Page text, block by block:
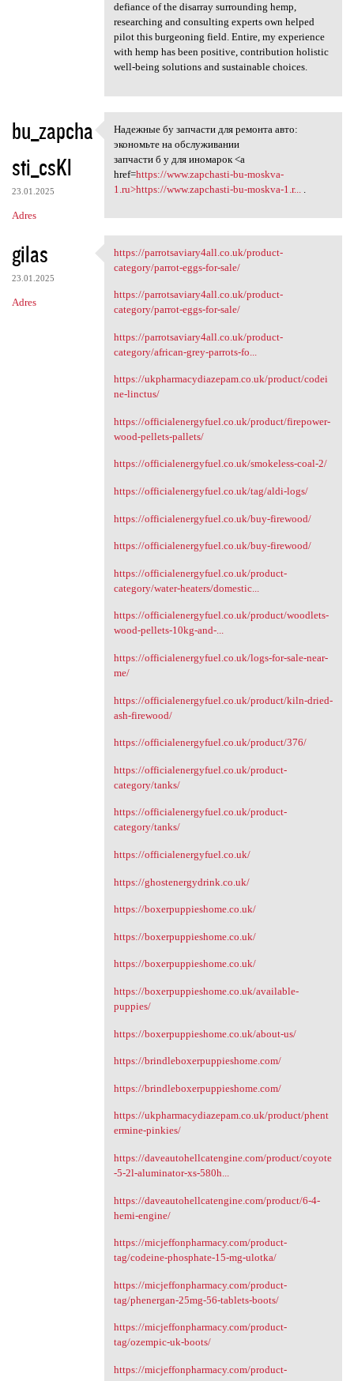
defiance of the disarray surrounding hemp,
researching and consulting experts own helped
pilot this burgeoning field. Entire, my experience
with hemp has been positive, contribution holistic
well-being solutions and sustainable choices.
bu_zapcha
sti_csKl
23.01.2025
Adres
Надежные бу запчасти для
Надежные бу запчасти для ремонта авто:
экономьте на обслуживании
запчасти б у для иномарок <a
href=https://www.zapchasti-bu-moskva-
1.ru>https://www.zapchasti-bu-moskva-1.r...
gilas
23.01.2025
Adres
https://parrotsaviary4all.co
https://parrotsaviary4all.co.uk/product-
category/parrot-eggs-for-sale/
https://parrotsaviary4all.co.uk/product-
category/parrot-eggs-for-sale/
https://parrotsaviary4all.co.uk/product-
category/african-grey-parrots-fo...
https://ukpharmacydiazepam.co.uk/product/codei
ne-linctus/
https://officialenergyfuel.co.uk/product/firepower-
wood-pellets-pallets/
https://officialenergyfuel.co.uk/smokeless-coal-2/
https://officialenergyfuel.co.uk/tag/aldi-logs/
https://officialenergyfuel.co.uk/buy-firewood/
https://officialenergyfuel.co.uk/buy-firewood/
https://officialenergyfuel.co.uk/product-
category/water-heaters/domestic...
https://officialenergyfuel.co.uk/product/woodlets-
wood-pellets-10kg-and-...
https://officialenergyfuel.co.uk/logs-for-sale-near-
me/
https://officialenergyfuel.co.uk/product/kiln-dried-
ash-firewood/
https://officialenergyfuel.co.uk/product/376/
https://officialenergyfuel.co.uk/product-
category/tanks/
https://officialenergyfuel.co.uk/product-
category/tanks/
https://officialenergyfuel.co.uk/
https://ghostenergydrink.co.uk/
https://boxerpuppieshome.co.uk/
https://boxerpuppieshome.co.uk/
https://boxerpuppieshome.co.uk/
https://boxerpuppieshome.co.uk/available-
puppies/
https://boxerpuppieshome.co.uk/about-us/
https://brindleboxerpuppieshome.com/
https://brindleboxerpuppieshome.com/
https://ukpharmacydiazepam.co.uk/product/phent
ermine-pinkies/
https://daveautohellcatengine.com/product/coyote
-5-2l-aluminator-xs-580h...
https://daveautohellcatengine.com/product/6-4-
hemi-engine/
https://micjeffonpharmacy.com/product-
tag/codeine-phosphate-15-mg-ulotka/
https://micjeffonpharmacy.com/product-
tag/phenergan-25mg-56-tablets-boots/
https://micjeffonpharmacy.com/product-
tag/ozempic-uk-boots/
https://micjeffonpharmacy.com/product-